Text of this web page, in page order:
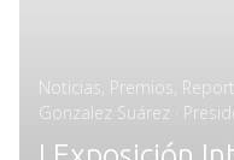
Noticias Premios
Gonzalez Suárez ·